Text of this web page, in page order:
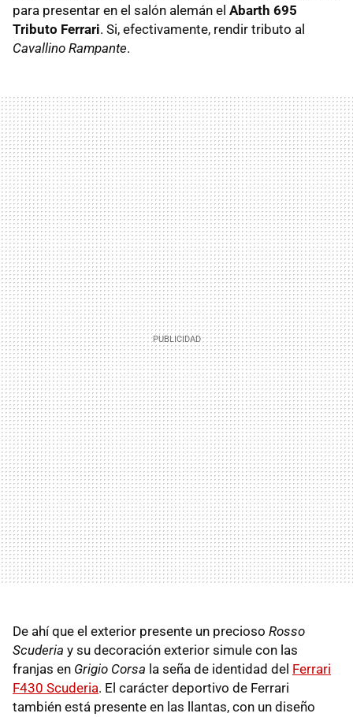
para presentar en el salón alemán el Abarth 695
Tributo Ferrari. Si, efectivamente, rendir tributo al
Cavallino Rampante.
De ahí que el exterior presente un precioso Rosso
Scuderia y su decoración exterior simule con las
franjas en Grigio Corsa la seña de identidad del Ferrari
F430 Scuderia. El carácter deportivo de Ferrari
también está presente en las llantas, con un diseño